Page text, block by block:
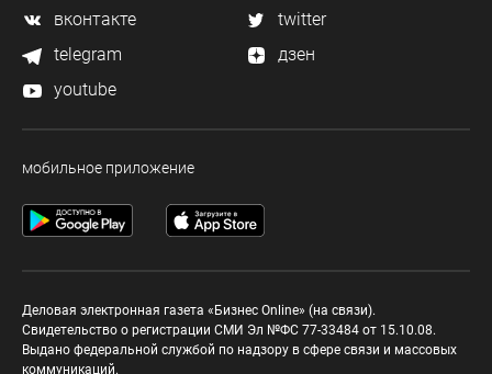
вконтакте
twitter
telegram
дзен
youtube
мобильное приложение
Деловая электронная газета «Бизнес Online» (на связи).
Свидетельство о регистрации СМИ Эл №ФС 77-33484 от 15.10.08.
Выдано федеральной службой по надзору в сфере связи и массовых
коммуникаций.